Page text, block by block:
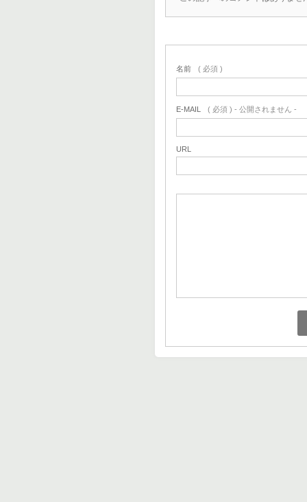
名前 ( 必須 )
E-MAIL ( 必須 ) - 公開されません -
URL